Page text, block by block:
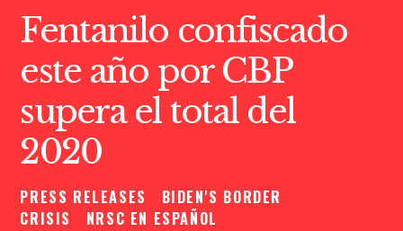
Fentanilo confiscado
este año por CBP
supera el total del
2020
PRESS RELEASES
BIDEN'S BORDER
CRISIS
NRSC EN ESPAÑOL